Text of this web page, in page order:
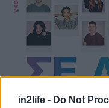
in2life - Do Not